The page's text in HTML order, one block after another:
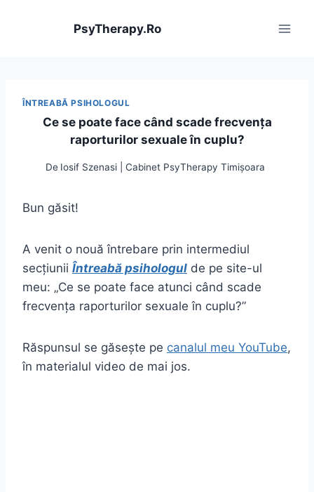
PsyTherapy.Ro
ÎNTREABĂ PSIHOLOGUL
Ce se poate face când scade frecvența
raporturilor sexuale în cuplu?
De Iosif Szenasi | Cabinet PsyTherapy Timișoara
Bun găsit!
A venit o nouă întrebare prin intermediul
secțiunii Întreabă psihologul de pe site-ul
meu: „Ce se poate face atunci când scade
frecvența raporturilor sexuale în cuplu?”
Răspunsul se găsește pe canalul meu YouTube,
în materialul video de mai jos.